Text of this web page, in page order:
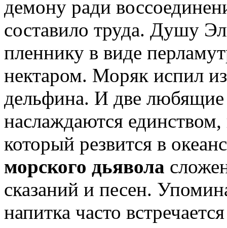
демону ради
составило труда. Душу
пленнику в виде
нектаром. Моряк испил
дельфина. И две
наслаждаются
который резвится в
морского дьявола
сказаний и песен.
напитка часто